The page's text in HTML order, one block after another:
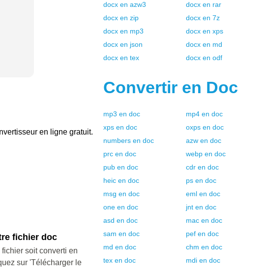
en ligne gratuit.
fichier doc
soit converti en
sur 'Télécharger le
docx en azw3 docx en rar
docx en zip docx en 7z
docx en mp3 docx en xps
docx en json docx en md
docx en tex docx en odf
Convertir en Doc
mp3 en doc mp4 en doc
xps en doc oxps en doc
numbers en doc azw en doc
prc en doc webp en doc
pub en doc cdr en doc
heic en doc ps en doc
msg en doc eml en doc
one en doc jnt en doc
asd en doc mac en doc
sam en doc pef en doc
md en doc chm en doc
tex en doc mdi en doc